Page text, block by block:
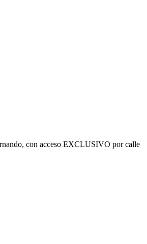
con acceso EXCLUSIVO por calle